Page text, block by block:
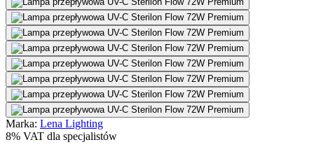
Marka: Lena Lighting
8% VAT dla specjalistów